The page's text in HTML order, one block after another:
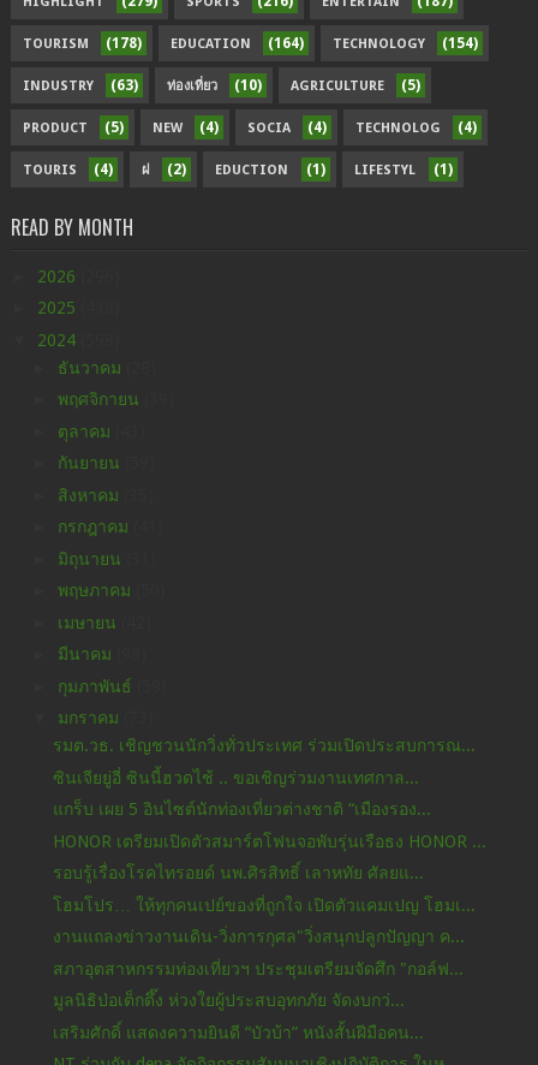
TOURISM (178) EDUCATION (164) TECHNOLOGY (154)
INDUSTRY (63) ท่องเที่ยว (10) AGRICULTURE (5)
PRODUCT (5) NEW (4) SOCIA (4) TECHNOLOG (4)
TOURIS (4) ฝ (2) EDUCTION (1) LIFESTYL (1)
READ BY MONTH
2026
2025
2024
ธันวาคม
พฤศจิกายน
ตุลาคม
กันยายน
สิงหาคม
กรกฎาคม
มิถุนายน
พฤษภาคม
เมษายน
มีนาคม
กุมภาพันธ์
มกราคม
รมต.วธ. เชิญชวนนักวิ่งทั่วประเทศ ร่วมเปิดประสบการณ...
ซินเจียยู่อี่ ซินนี้ฮวดไช้ .. ขอเชิญร่วมงานเทศกาล...
แกร็บ เผย 5 อินไซต์นักท่องเที่ยวต่างชาติ “เมืองรอง...
HONOR เตรียมเปิดตัวสมาร์ตโฟนจอพับรุ่นเรือธง HONOR ...
รอบรู้เรื่องโรคไทรอยด์ นพ.ศิรสิทธิ์ เลาหทัย ศัลยแ...
โฮมโปร… ให้ทุกคนเปย์ของที่ถูกใจ เปิดตัวแคมเปญ โฮมเ...
งานแถลงข่าวงานเดิน-วิ่งการกุศล"วิ่งสนุกปลูกปัญญา ค...
สภาอุตสาหกรรมท่องเที่ยวฯ ประชุมเตรียมจัดศึก "กอล์ฟ...
มูลนิธิป่อเต็กตึ๊ง ห่วงใยผู้ประสบอุทกภัย จัดงบกว่...
เสริมศักดิ์ แสดงความยินดี “บัวบ้า” หนังสั้นฝีมือคน...